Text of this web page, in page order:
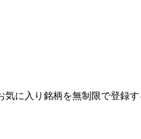
に入り銘柄を無制限で登録